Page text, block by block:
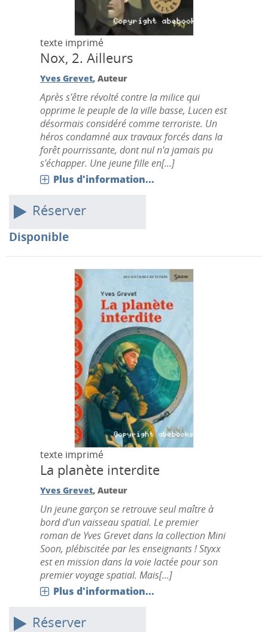
texte imprimé
Nox, 2. Ailleurs
Yves Grevet, Auteur
Après s'être révolté contre la milice qui
opprime le peuple de la ville basse, Lucen est
désormais considéré comme terroriste. Un
héros condamné aux travaux forcés dans la
forêt pourrissante, dont nul n'a jamais pu
s'échapper. Une jeune fille en[...]
Plus d'information...
Réserver
Disponible
texte imprimé
La planète interdite
Yves Grevet, Auteur
Un jeune garçon se retrouve seul maître à
bord d'un vaisseau spatial. Le premier
roman de Yves Grevet dans la collection Mini
Soon, plébiscitée par les enseignants ! Styxx
est en mission dans la voie lactée pour son
premier voyage spatial. Mais[...]
Plus d'information...
Réserver